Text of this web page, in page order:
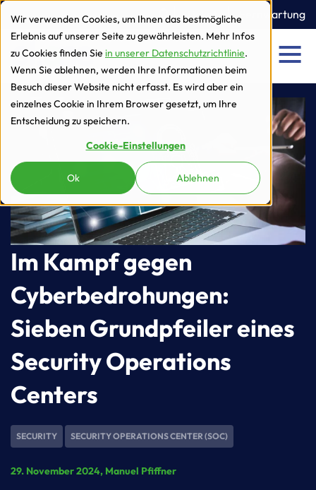
Wir verwenden Cookies, um Ihnen das bestmögliche
Erlebnis auf unserer Seite zu gewährleisten. Mehr Infos
zu Cookies finden Sie in unserer Datenschutzrichtlinie.
Wenn Sie ablehnen, werden Ihre Informationen beim
Besuch dieser Website nicht erfasst. Es wird aber ein
einzelnes Cookie in Ihrem Browser gesetzt, um Ihre
Entscheidung zu speichern.
Cookie-Einstellungen
Ok Ablehnen
zur Navigation
zum Inhalt
Ticket Fernwartung
Menu
Im Kampf gegen
Cyberbedrohungen:
Sieben Grundpfeiler eines
Security Operations
Centers
SECURITY SECURITY OPERATIONS CENTER (SOC)
29. November 2024, Manuel Pfiffner